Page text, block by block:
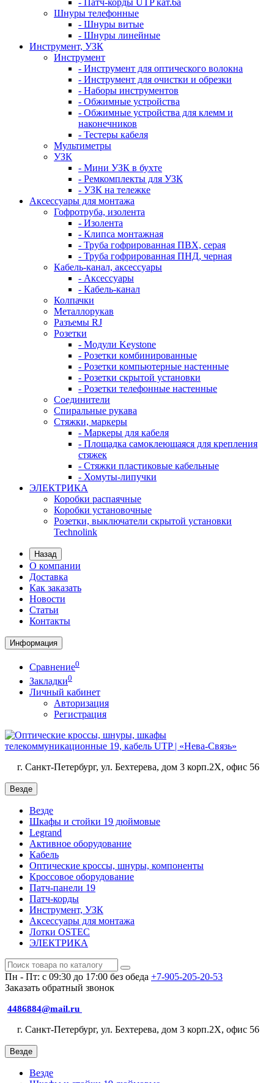
- Патч-корды UTP кат.6а
Шнуры телефонные
- Шнуры витые
- Шнуры линейные
Инструмент, УЗК
Инструмент
- Инструмент для оптического волокна
- Инструмент для очистки и обрезки
- Наборы инструментов
- Обжимные устройства
- Обжимные устройства для клемм и
наконечников
- Тестеры кабеля
Мультиметры
УЗК
- Мини УЗК в бухте
- Ремкомплекты для УЗК
- УЗК на тележке
Аксессуары для монтажа
Гофротруба, изолента
- Изолента
- Клипса монтажная
- Труба гофрированная ПВХ, серая
- Труба гофрированная ПНД, черная
Кабель-канал, аксессуары
- Аксессуары
- Кабель-канал
Колпачки
Металлорукав
Разъемы RJ
Розетки
- Модули Keystone
- Розетки комбинированные
- Розетки компьютерные настенные
- Розетки скрытой установки
- Розетки телефонные настенные
Соединители
Спиральные рукава
Стяжки, маркеры
- Маркеры для кабеля
- Площадка самоклеющаяся для крепления
стяжек
- Стяжки пластиковые кабельные
- Хомуты-липучки
ЭЛЕКТРИКА
Коробки распаячные
Коробки установочные
Розетки, выключатели скрытой установки
Technolink
Назад
О компании
Доставка
Как заказать
Новости
Статьи
Контакты
Информация
Сравнение0
Закладки0
Личный кабинет
Авторизация
Регистрация
г. Санкт-Петербург, ул. Бехтерева, дом 3 корп.2X, офис 56
Везде
Везде
Шкафы и стойки 19 дюймовые
Legrand
Активное оборудование
Кабель
Оптические кроссы, шнуры, компоненты
Кроссовое оборудование
Патч-панели 19
Патч-корды
Инструмент, УЗК
Аксессуары для монтажа
Лотки OSTEC
ЭЛЕКТРИКА
Пн - Пт: с 09:30 до 17:00 без обеда +7-905-205-20-53
Заказать обратный звонок
4486884@mail.ru
г. Санкт-Петербург, ул. Бехтерева, дом 3 корп.2X, офис 56
Везде
Везде